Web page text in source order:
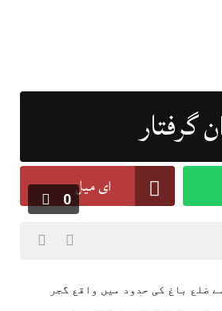
گرفتار
ای میل 0
ضلع باغ کی حدود میں واقع گجر